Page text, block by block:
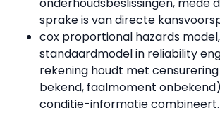
onderhoudsbeslissingen, mede
sprake is van directe
cox proportional hazards
standaardmodel in reliability
rekening houdt met
bekend, faalmoment
conditie-informatie combineert.